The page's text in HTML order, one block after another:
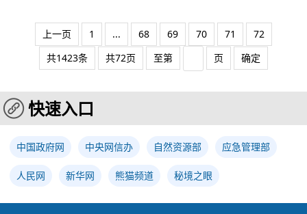
上一页 1 ... 68 69 70 71
72
共1423条
共72页 至第 页 确定
快速入口
中国政府网 中央网信办 自然资源部 应急管理部
人民网 新华网 熊猫频道 秘境之眼